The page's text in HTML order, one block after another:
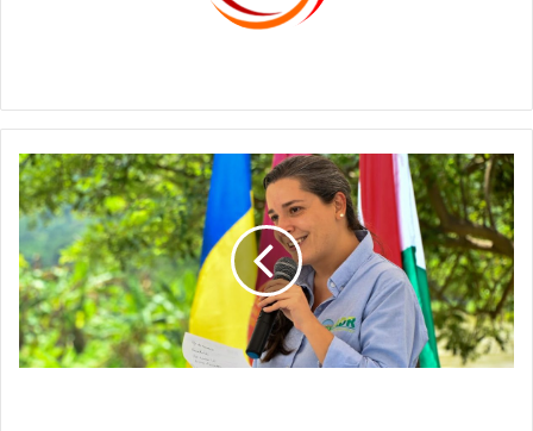
LA
ADR
INVITA
USUARIOS
DE
DISTRITOS
DE
ADECUACIÓN